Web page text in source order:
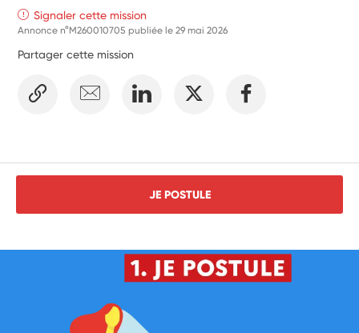
Accompagner les élèves dans un cadre éducatif
favorisant le vivre-ensemble et l’ouverture interculturelle
vacances scolaires
Signaler cette mission
Annonce n°M260010705 publiée le29 mai 2026
Partager cette mission
JE POSTULE